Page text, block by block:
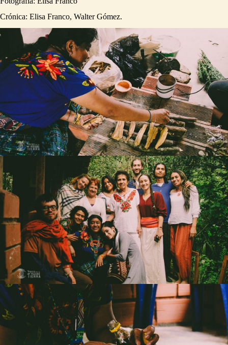
Crónica: Elisa Franco, Walter Gómez.